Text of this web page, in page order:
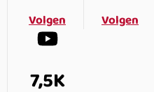
Volgen
Volgen
7,5K